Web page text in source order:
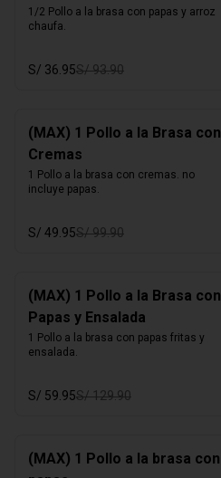
1/2 Pollo a la brasa con papas y arroz
chaufa.
S/ 36.95S/ 93.90
(MAX) 1 Pollo a la Brasa con
Cremas
1 Pollo a la brasa con cremas. no
incluye papas.
S/ 49.95S/ 99.90
(MAX) 1 Pollo a la Brasa con
Papas y Ensalada
1 Pollo a la brasa con papas fritas y
ensalada.
S/ 59.95S/ 129.90
(MAX) 1 Pollo a la brasa con